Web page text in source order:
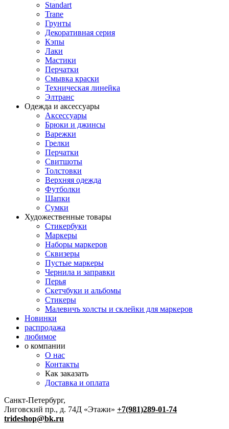
Standart
Trane
Грунты
Декоративная серия
Кэпы
Лаки
Мастики
Перчатки
Смывка краски
Техническая линейка
Элтранс
Одежда и аксессуары
Аксессуары
Брюки и джинсы
Варежки
Грелки
Перчатки
Свитшоты
Толстовки
Верхняя одежда
Футболки
Шапки
Сумки
Художественные товары
Стикербуки
Маркеры
Наборы маркеров
Сквизеры
Пустые маркеры
Чернила и заправки
Перья
Скетчбуки и альбомы
Стикеры
Малевичъ холсты и склейки для маркеров
Новинки
распродажа
любимое
о компании
О нас
Контакты
Как заказать
Доставка и оплата
Санкт-Петербург,
Лиговский пр., д. 74Д «Этажи» +7(981)289-01-74
trideshop@bk.ru